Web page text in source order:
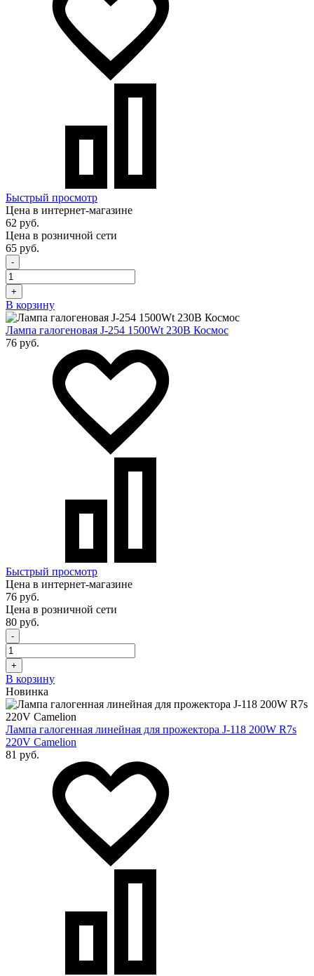
Быстрый просмотр
Цена в интернет-магазине
62 руб.
Цена в розничной сети
65 руб.
-
+
В корзину
Лампа галогеновая J-254 1500Wt 230B Космос
76 руб.
Быстрый просмотр
Цена в интернет-магазине
76 руб.
Цена в розничной сети
80 руб.
-
+
В корзину
Новинка
Лампа галогенная линейная для прожектора J-118 200W R7s
220V Camelion
81 руб.